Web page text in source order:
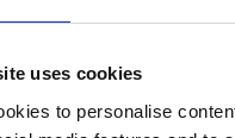
uses cookies
to personalise
2981
2997